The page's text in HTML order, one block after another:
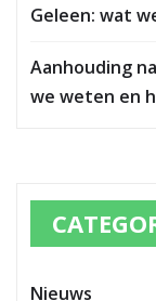
Geleen: wat
Aanhouding
we weten en
Nieuws